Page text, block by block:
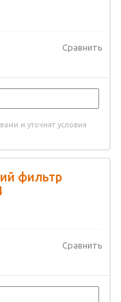
Сравнить
и уточнят условия
фильтр
Сравнить